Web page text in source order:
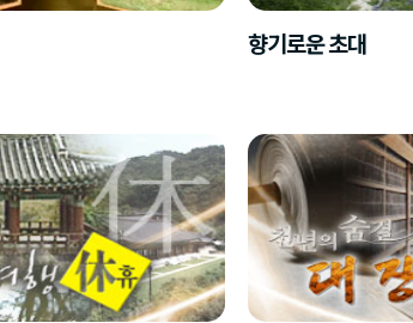
향기로운 초대